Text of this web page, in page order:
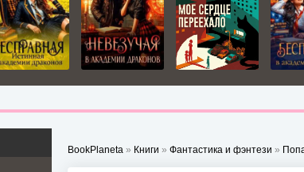
BookPlaneta » Книги » Фантастика и фэнтези »